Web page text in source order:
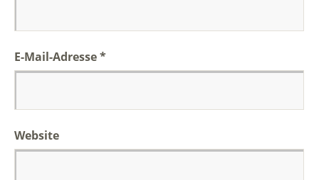
E-Mail-Adresse*
Website